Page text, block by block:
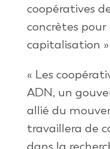
coopératives
concrètes pour
capitalisation »
« Les
ADN, un
allié du
travaillera de